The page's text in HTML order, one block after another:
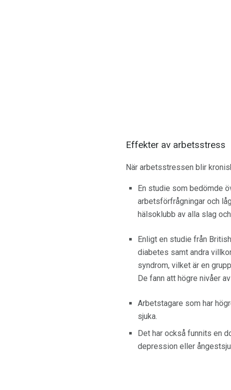
Effekter av arbetsstress
När arbetsstressen blir
En studie som bedömde
arbetsförfrågningar och
hälsoklubb av alla slag
Enligt en studie från
diabetes samt andra
syndrom, vilket är en
De fann att högre nivåer
Arbetstagare som har
sjuka.
Det har också funnits en
depression eller